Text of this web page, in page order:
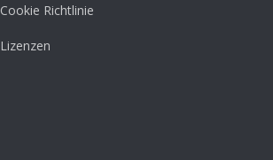
Cookie Richtlinie
Lizenzen